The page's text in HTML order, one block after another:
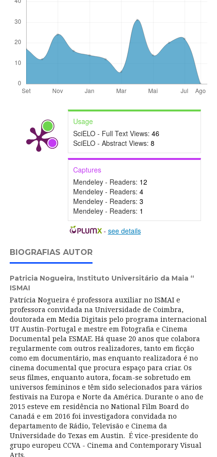
Usage
SciELO - Full Text Views: 46
SciELO - Abstract Views: 8
Captures
Mendeley - Readers: 12
Mendeley - Readers: 4
Mendeley - Readers: 3
Mendeley - Readers: 1
- see details
BIOGRAFIAS AUTOR
Patricia Nogueira, Instituto Universitário da Maia “
ISMAI
Patrícia Nogueira é professora auxiliar no ISMAI e
professora convidada na Universidade de Coimbra,
doutorada em Media Digitais pelo programa internacional
UT Austin-Portugal e mestre em Fotografia e Cinema
Documental pela ESMAE. Há quase 20 anos que colabora
regularmente com outros realizadores, tanto em ficção
como em documentário, mas enquanto realizadora é no
cinema documental que procura espaço para criar. Os
seus filmes, enquanto autora, focam-se sobretudo em
universos femininos e têm sido selecionados para vários
festivais na Europa e Norte da América. Durante o ano de
2015 esteve em residência no National Film Board do
Canadá e em 2016 foi investigadora convidada no
departamento de Rádio, Televisão e Cinema da
Universidade do Texas em Austin. É vice-presidente do
grupo europeu CCVA - Cinema and Contemporary Visual
Arts.